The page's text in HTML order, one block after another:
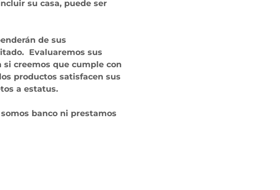
su casa, puede ser
de sus
Evaluaremos sus
creemos que cumple con
productos satisfacen sus
a estatus.
banco ni prestamos